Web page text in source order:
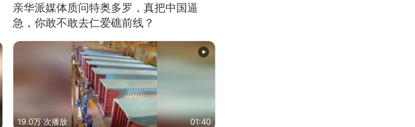
亲华派媒体质问特奥多罗，真把中国逼
急，你敢不敢去仁爱礁前线？
19.0万 次播放 01:40